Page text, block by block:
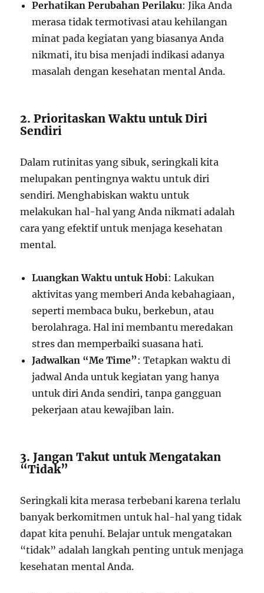
Perhatikan Perubahan Perilaku: Jika Anda
merasa tidak termotivasi atau kehilangan
minat pada kegiatan yang biasanya Anda
nikmati, itu bisa menjadi indikasi adanya
masalah dengan kesehatan mental Anda.
2. Prioritaskan Waktu untuk Diri
Sendiri
Dalam rutinitas yang sibuk, seringkali kita
melupakan pentingnya waktu untuk diri
sendiri. Menghabiskan waktu untuk
melakukan hal-hal yang Anda nikmati adalah
cara yang efektif untuk menjaga kesehatan
mental.
Luangkan Waktu untuk Hobi: Lakukan
aktivitas yang memberi Anda kebahagiaan,
seperti membaca buku, berkebun, atau
berolahraga. Hal ini membantu meredakan
stres dan memperbaiki suasana hati.
Jadwalkan “Me Time”: Tetapkan waktu di
jadwal Anda untuk kegiatan yang hanya
untuk diri Anda sendiri, tanpa gangguan
pekerjaan atau kewajiban lain.
3. Jangan Takut untuk Mengatakan
“Tidak”
Seringkali kita merasa terbebani karena terlalu
banyak berkomitmen untuk hal-hal yang tidak
dapat kita penuhi. Belajar untuk mengatakan
“tidak” adalah langkah penting untuk menjaga
kesehatan mental Anda.